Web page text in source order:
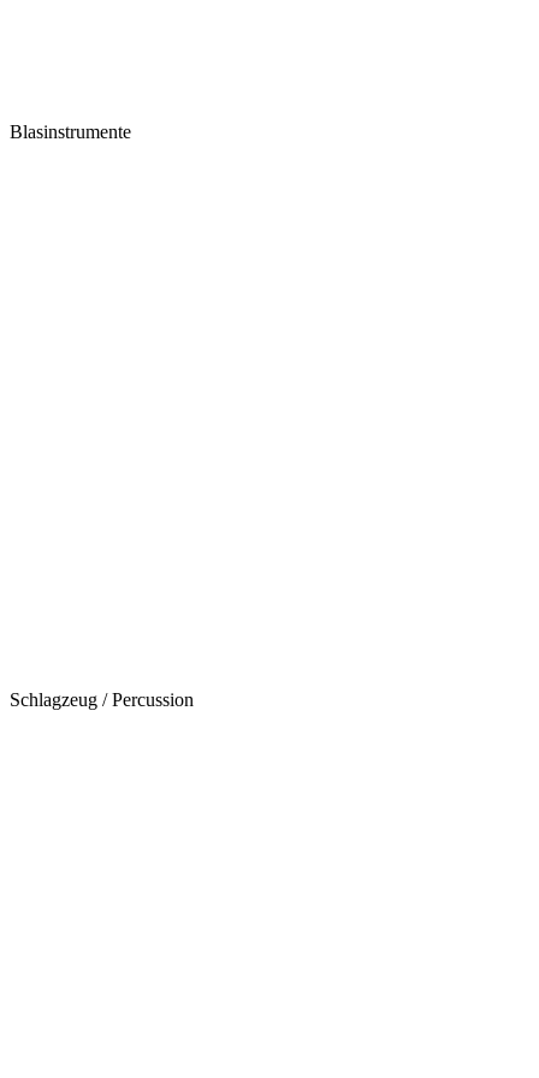
Blasinstrumente
Schlagzeug / Percussion